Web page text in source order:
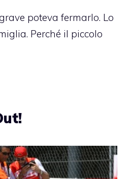
poteva fermarlo. Lo
Perché il piccolo